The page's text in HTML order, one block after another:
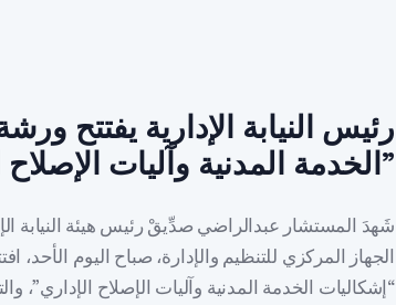
رئيس النيابة الإدارية يفتتح
الخدمة المدنية وآليات الإصلاح الإداري”
شَهدَ المستشار عبدالراضي صدِّيقْ رئيس هيئة النيابة
الجهاز المركزي للتنظيم والإدارة، صباح اليوم
“إشكاليات الخدمة المدنية وآليات الإصلاح الإداري”،